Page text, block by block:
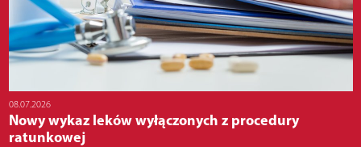
08.07.2026
Nowy wykaz leków wyłączonych z procedury
ratunkowej